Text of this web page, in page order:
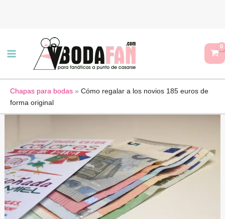
Chapas para bodas » Cómo regalar a los novios 185 euros de
forma original